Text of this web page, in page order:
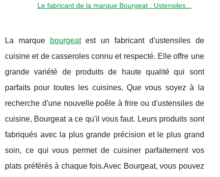
Le fabricant de la marque Bourgeat : Ustensiles...
La marque bourgeatest un fabricant d'ustensiles de
cuisine et de casseroles connu et respecté. Elle offre une
grande variété de produits de haute qualité qui sont
parfaits pour toutes les cuisines. Que vous soyez à la
recherche d'une nouvelle poêle à frire ou d'ustensiles de
cuisine, Bourgeat a ce qu'il vous faut. Leurs produits sont
fabriqués avec la plus grande précision et le plus grand
soin, ce qui vous permet de cuisiner parfaitement vos
plats préférés à chaque fois.Avec Bourgeat, vous pouvez